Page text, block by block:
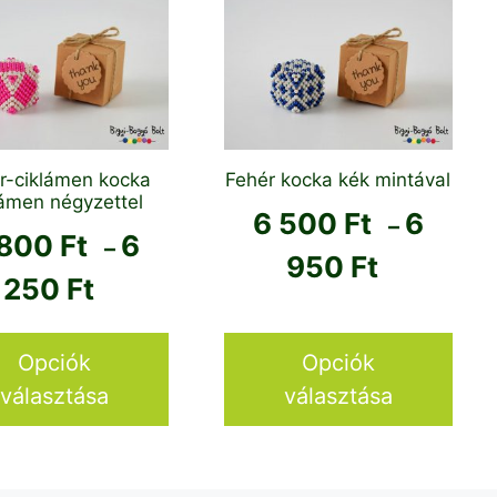
ciklámen kocka
négyzettel
Ft – 6
250 Ft
Opciók
választása
Fehér kocka kék mintával
6 500 Ft – 6
950 Ft
500 Ft
6
950 Ft
Opciók
választása
terméknek
variációja
van.
A
termékoldalon